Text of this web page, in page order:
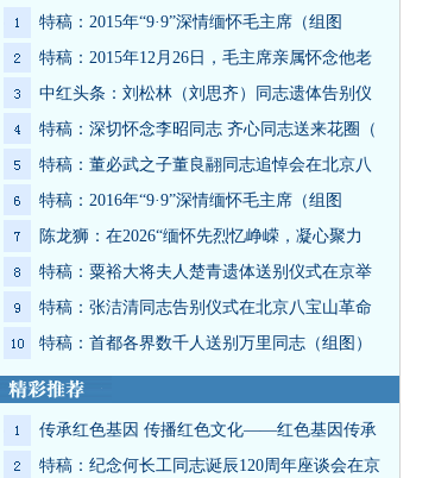
特稿：2015年“9·9”深情缅怀毛主席（组图
特稿：2015年12月26日，毛主席亲属怀念他老
中红头条：刘松林（刘思齐）同志遗体告别仪
特稿：深切怀念李昭同志 齐心同志送来花圈（
特稿：董必武之子董良翮同志追悼会在北京八
特稿：2016年“9·9”深情缅怀毛主席（组图
陈龙狮：在2026“缅怀先烈忆峥嵘，凝心聚力
特稿：粟裕大将夫人楚青遗体送别仪式在京举
特稿：张洁清同志告别仪式在北京八宝山革命
特稿：首都各界数千人送别万里同志（组图）
传承红色基因 传播红色文化——红色基因传承
特稿：纪念何长工同志诞辰120周年座谈会在京